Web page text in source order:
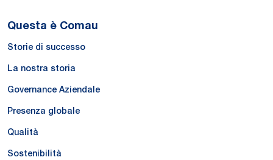
Questa è Comau
Storie di successo
La nostra storia
Governance Aziendale
Presenza globale
Qualità
Sostenibilità